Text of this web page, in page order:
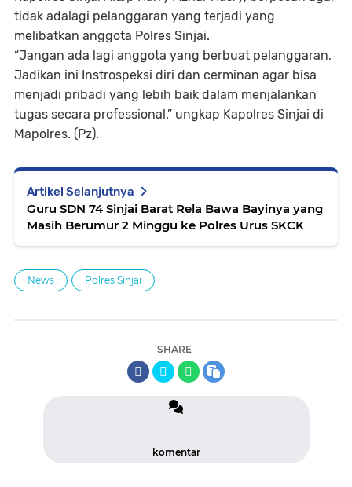
tidak adalagi pelanggaran yang terjadi yang
melibatkan anggota Polres Sinjai.
“Jangan ada lagi anggota yang berbuat pelanggaran,
Jadikan ini Instrospeksi diri dan cerminan agar bisa
menjadi pribadi yang lebih baik dalam menjalankan
tugas secara professional.” ungkap Kapolres Sinjai di
Mapolres. (Pz).
Artikel Selanjutnya
Guru SDN 74 Sinjai Barat Rela Bawa Bayinya yang
Masih Berumur 2 Minggu ke Polres Urus SKCK
News Polres Sinjai
SHARE
komentar